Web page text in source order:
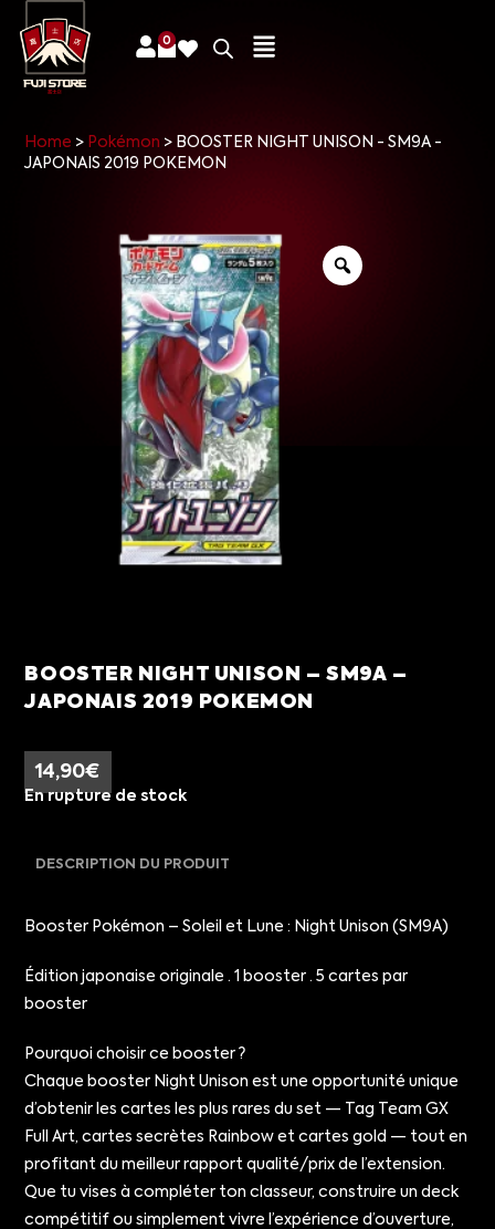
0
Home > Pokémon > BOOSTER NIGHT UNISON - SM9A -
JAPONAIS 2019 POKEMON
BOOSTER NIGHT UNISON – SM9A –
JAPONAIS 2019 POKEMON
14,90€
En rupture de stock
DESCRIPTION DU PRODUIT
Booster Pokémon – Soleil et Lune : Night Unison (SM9A)
Édition japonaise originale · 1 booster · 5 cartes par
booster
Pourquoi choisir ce booster ?
Chaque booster Night Unison est une opportunité unique
d’obtenir les cartes les plus rares du set — Tag Team GX
Full Art, cartes secrètes Rainbow et cartes gold — tout en
profitant du meilleur rapport qualité/prix de l’extension.
Que tu vises à compléter ton classeur, construire un deck
compétitif ou simplement vivre l’expérience d’ouverture,